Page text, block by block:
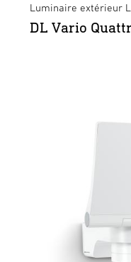
- blanc
Luminaire extérieur
DL Vario